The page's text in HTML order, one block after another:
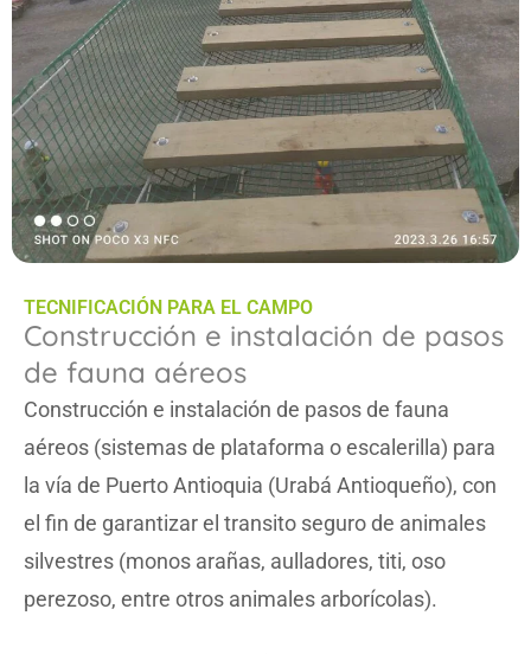
TECNIFICACIÓN PARA EL CAMPO
Construcción e instalación de pasos
de fauna aéreos
Construcción e instalación de pasos de fauna
aéreos (sistemas de plataforma o escalerilla) para
la vía de Puerto Antioquia (Urabá Antioqueño), con
el fin de garantizar el transito seguro de animales
silvestres (monos arañas, aulladores, titi, oso
perezoso, entre otros animales arborícolas).